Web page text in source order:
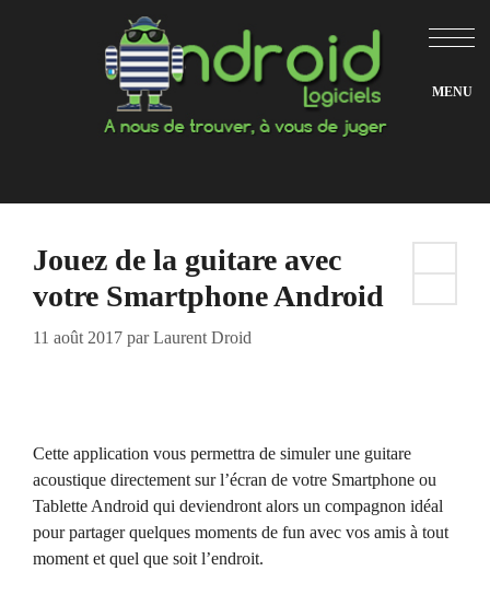
Jouez de la guitare avec
votre Smartphone Android
11 août 2017 parLaurent Droid
Cette application vous permettra de simuler une guitare
acoustique directement sur l’écran de votre Smartphone ou
Tablette Android qui deviendront alors un compagnon idéal
pour partager quelques moments de fun avec vos amis à tout
moment et quel que soit l’endroit.